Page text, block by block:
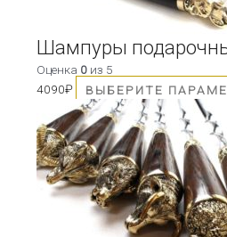
Шампуры
Оценка 0 из 5
4090₽ ВЫБЕРИТЕ